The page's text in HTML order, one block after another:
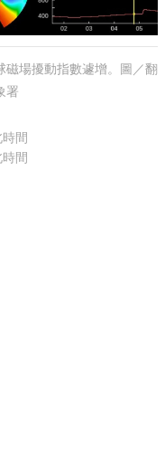
磁場擾動指數遽增。圖／翻
署
間
間